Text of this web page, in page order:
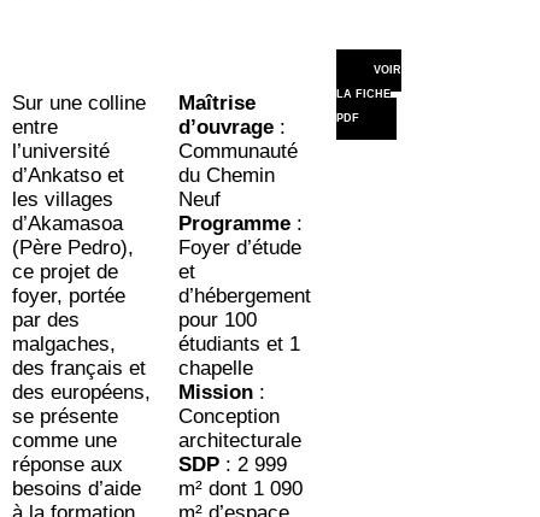
Sur une colline
entre
l’université
d’Ankatso et
les villages
d’Akamasoa
(Père Pedro),
ce projet de
foyer, portée
par des
malgaches,
des français et
des européens,
se présente
comme une
réponse aux
besoins d’aide
Maîtrise
d’ouvrage :
Communauté
du Chemin
Neuf
Programme :
Foyer d’étude
et
d’hébergement
pour 100
étudiants et 1
chapelle
Mission :
Conception
architecturale
SDP : 2 999
m² dont 1 090
VOIR
LA FICHE
PDF